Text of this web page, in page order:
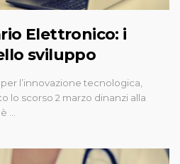
Elettronico: i
sviluppo
l’innovazione tecnologica,
lo scorso 2 marzo dinanzi alla
…